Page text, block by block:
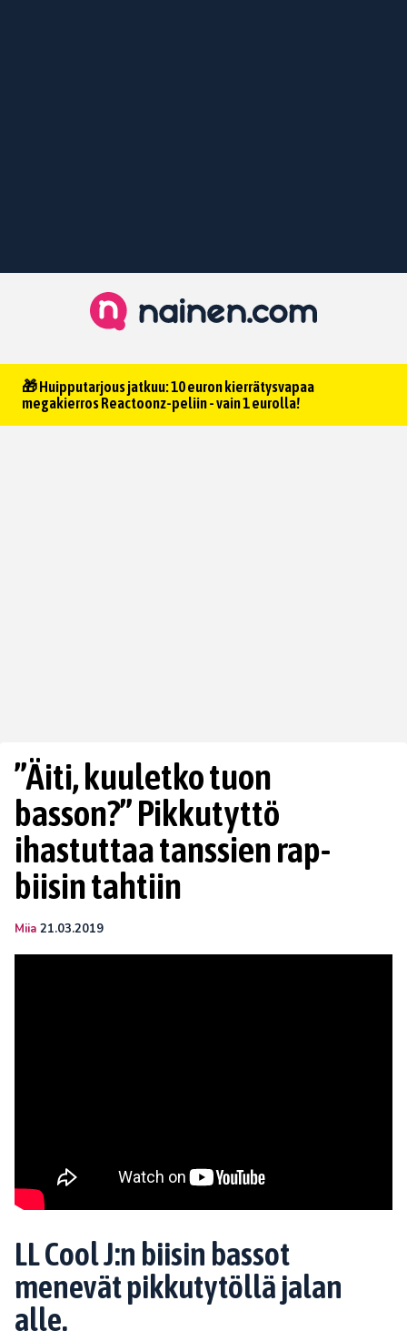
🎁 Huipputarjous jatkuu: 10 euron kierrätysvapaa
megakierros Reactoonz-peliin - vain 1 eurolla!
”Äiti, kuuletko tuon
basson?” Pikkutyttö
ihastuttaa tanssien rap-
biisin tahtiin
Miia 21.03.2019
LL Cool J:n biisin bassot
menevät pikkutytöllä jalan
alle.